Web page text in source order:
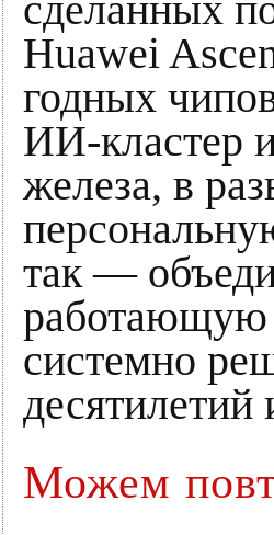
сделанных
Huawei
годных
ИИ-кластер
железа, в
так —
работающую
системно
Можем